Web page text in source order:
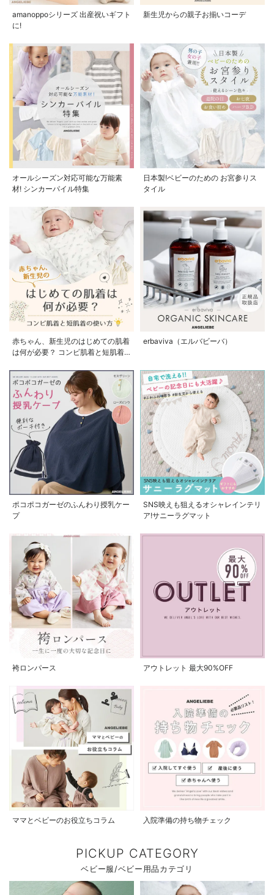
amanoppoシリーズ 出産祝いギフト
に!
新生児からの親子お揃いコーデ
オールシーズン対応可能な万能素
材! シンカーパイル特集
日本製!ベビーのための お宮参りス
タイル
赤ちゃん、新生児のはじめての肌着
は何が必要？ コンビ肌着と短肌着
erbaviva（エルバビーバ）
ポコポコガーゼのふんわり授乳ケー
プ
SNS映えも狙えるオシャレインテリ
ア!サニーラグマット
袴ロンパース アウトレット 最大90%OFF
ママとベビーのお役立ちコラム 入院準備の持ち物チェック
PICKUP CATEGORY
ベビー服/ベビー用品カテゴリ